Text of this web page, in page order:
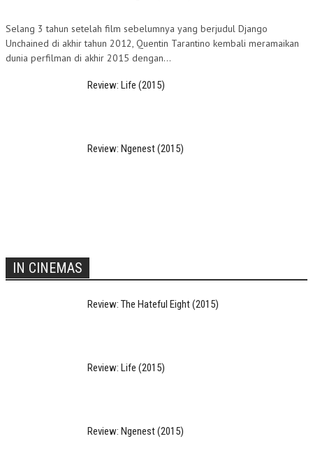
Selang 3 tahun setelah film sebelumnya yang berjudul Django
Unchained di akhir tahun 2012, Quentin Tarantino kembali meramaikan
dunia perfilman di akhir 2015 dengan...
Review: Life (2015)
Review: Ngenest (2015)
IN CINEMAS
Review: The Hateful Eight (2015)
Review: Life (2015)
Review: Ngenest (2015)